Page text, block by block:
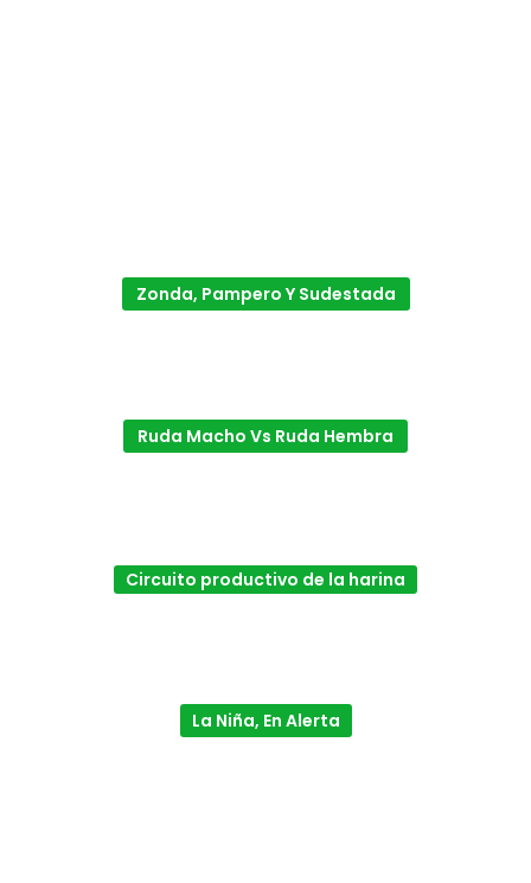
Zonda, Pampero Y Sudestada
Ruda Macho Vs Ruda Hembra
Circuito productivo de la harina
La Niña, En Alerta